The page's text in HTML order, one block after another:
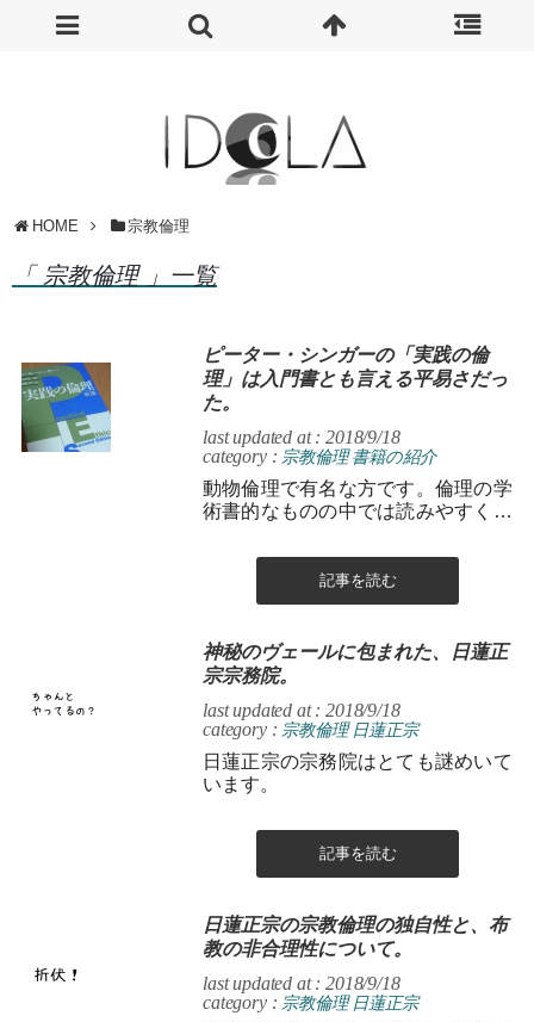
HOME 宗教倫理
「 宗教倫理 」一覧
ピーター・シンガーの「実践の倫
理」は入門書とも言える平易さだっ
た。
last updated at : 2018/9/18
category : 宗教倫理 書籍の紹介
動物倫理で有名な方です。倫理の学
術書的なものの中では読みやすくお
記事を読む
神秘のヴェールに包まれた、日蓮正
宗宗務院。
last updated at : 2018/9/18
category : 宗教倫理 日蓮正宗
日蓮正宗の宗務院はとても謎めいて
います。
記事を読む
日蓮正宗の宗教倫理の独自性と、布
教の非合理性について。
last updated at : 2018/9/18
category : 宗教倫理 日蓮正宗